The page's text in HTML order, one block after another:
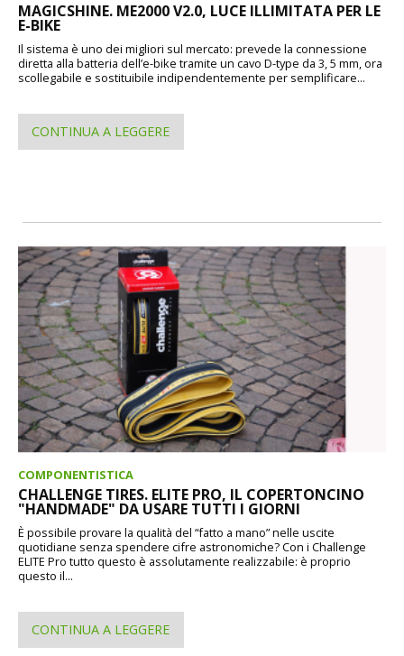
MAGICSHINE. ME2000 V2.0, LUCE ILLIMITATA PER LE
E-BIKE
Il sistema è uno dei migliori sul mercato: prevede la connessione
diretta alla batteria dell’e-bike tramite un cavo D-type da 3, 5 mm, ora
scollegabile e sostituibile indipendentemente per semplificare...
CONTINUA A LEGGERE
COMPONENTISTICA
CHALLENGE TIRES. ELITE PRO, IL COPERTONCINO
"HANDMADE" DA USARE TUTTI I GIORNI
È possibile provare la qualità del “fatto a mano” nelle uscite
quotidiane senza spendere cifre astronomiche? Con i Challenge
ELITE Pro tutto questo è assolutamente realizzabile: è proprio
questo il...
CONTINUA A LEGGERE